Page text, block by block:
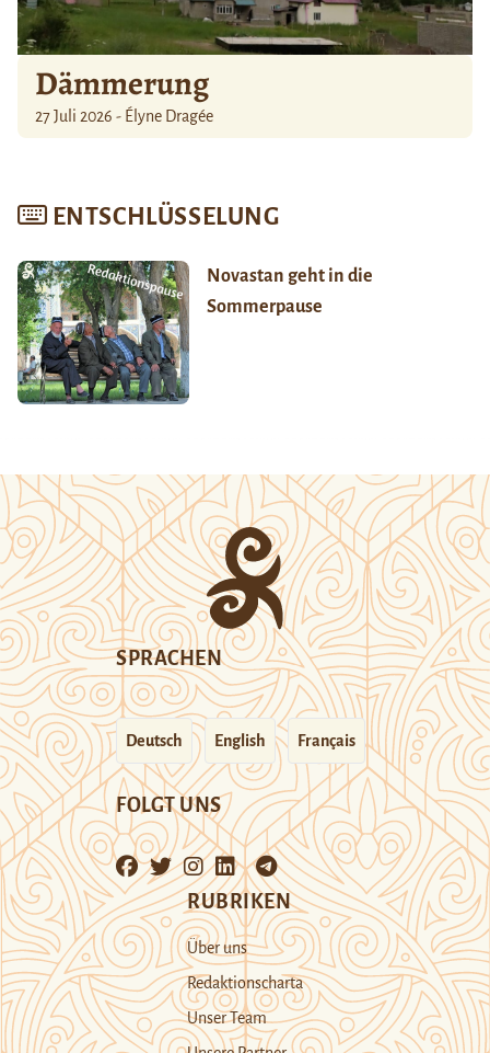
Dämmerung
27 Juli 2026 - Élyne Dragée
ENTSCHLÜSSELUNG
Novastan geht in die
Sommerpause
SPRACHEN
Deutsch English Français
FOLGT UNS
RUBRIKEN
Über uns
Redaktionscharta
Unser Team